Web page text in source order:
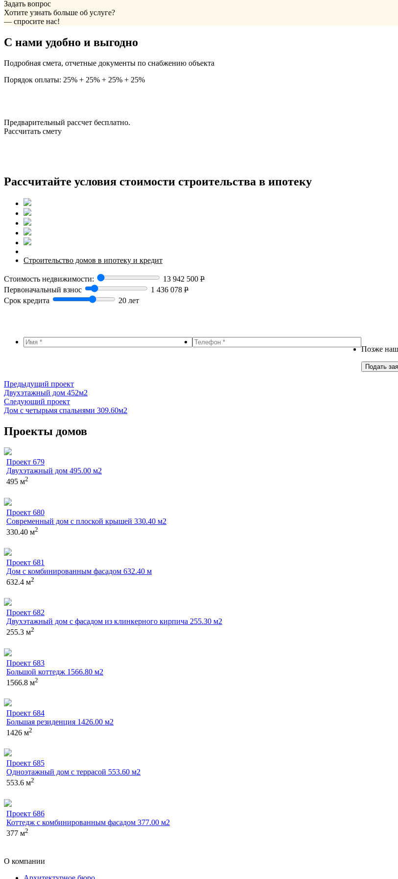
Задать вопрос
Хотите узнать больше об услуге?
— спросите нас!
С нами удобно и выгодно
Подробная смета, отчетные документы по снабжению объекта
Порядок оплаты: 25% + 25% + 25% + 25%
Предварительный рассчет бесплатно.
Рассчитать смету
Рассчитайте условия стоимости строительства в ипотеку
Строительство домов в ипотеку и кредит
Стоимость недвижимости: 13 942 500 Р
Первоначальный взнос
1 436 078 Р
Срок кредита
20 лет
Позже
Подать
Предыдущий проект
Двухэтажный дом 452м2
Следующий проект
Дом с четырьмя спальнями 309.60м2
Проекты домов
Проект 679
Двухэтажный дом 495.00 м2
495 м2
Проект 680
Современный дом с плоской крышей 330.40 м2
330.40 м2
Проект 681
Дом с комбинированным фасадом 632.40 м
632.4 м2
Проект 682
Двухэтажный дом с фасадом из клинкерного кирпича 255.30 м2
255.3 м2
Проект 683
Большой коттедж 1566.80 м2
1566.8 м2
Проект 684
Большая резиденция 1426.00 м2
1426 м2
Проект 685
Одноэтажный дом с террасой 553.60 м2
553.6 м2
Проект 686
Коттедж с комбинированным фасадом 377.00 м2
377 м2
О компании